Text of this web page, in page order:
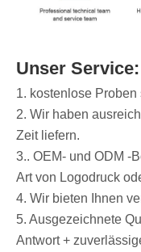
Unser Service:
1. kostenlose Proben
2. Wir haben
Zeit liefern.
3.. OEM- und ODM -
Art von Logodruck
4. Wir bieten Ihnen
5. Ausgezeichnete
Antwort +